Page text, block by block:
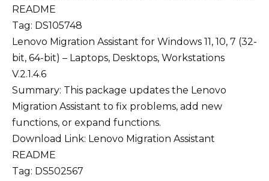
README
Tag: DS105748
Lenovo Migration Assistant for Windows 11, 10, 7 (32-
bit, 64-bit) – Laptops, Desktops, Workstations
V.2.1.4.6
Summary: This package updates the Lenovo
Migration Assistant to fix problems, add new
functions, or expand functions.
Download Link: Lenovo Migration Assistant
README
Tag: DS502567